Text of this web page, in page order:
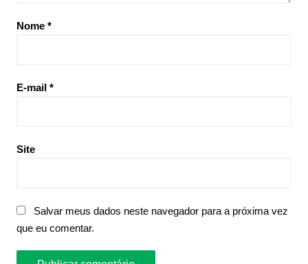
Nome *
E-mail *
Site
Salvar meus dados neste navegador para a próxima vez
que eu comentar.